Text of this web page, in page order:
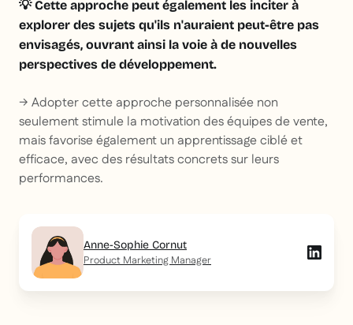
💡 Cette approche peut également les inciter à
explorer des sujets qu'ils n'auraient peut-être pas
envisagés, ouvrant ainsi la voie à de nouvelles
perspectives de développement.
→ Adopter cette approche personnalisée non
seulement stimule la motivation des équipes de vente,
mais favorise également un apprentissage ciblé et
efficace, avec des résultats concrets sur leurs
performances.
Anne-Sophie Cornut
Product Marketing Manager